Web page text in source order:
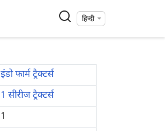
हिन्दी
इंडो फार्म ट्रैक्टर्स
1 सीरीज ट्रैक्टर्स
1